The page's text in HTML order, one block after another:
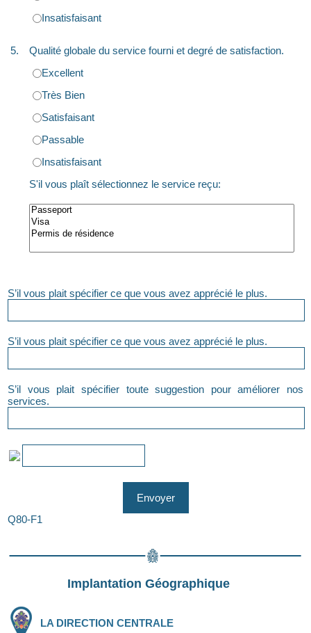
Insatisfaisant
5.
Qualité globale du service fourni et degré de satisfaction.
Excellent
Très Bien
Satisfaisant
Passable
Insatisfaisant
S'il vous plaît sélectionnez le service reçu:
S’il vous plait spécifier ce que vous avez apprécié le plus.
S’il vous plait spécifier ce que vous avez apprécié le plus.
S’il vous plait spécifier toute suggestion pour améliorer nos
services.
Q80-F1
Implantation Géographique
LA DIRECTION CENTRALE